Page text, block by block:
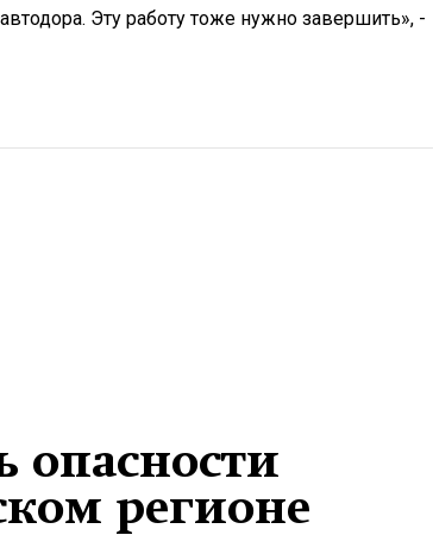
Эту работу тоже нужно завершить», -
опасности
регионе